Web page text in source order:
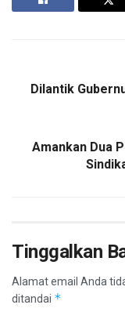
Dilantik
Amankan Dua
Tinggalkan
Alamat email Anda
ditandai *